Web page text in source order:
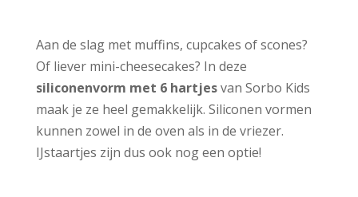
Aan de slag met muffins, cupcakes of scones?
Of liever mini-cheesecakes? In deze
siliconenvorm met 6 hartjesvan Sorbo Kids
maak je ze heel gemakkelijk. Siliconen vormen
kunnen zowel in de oven als in de vriezer.
IJstaartjes zijn dus ook nog een optie!